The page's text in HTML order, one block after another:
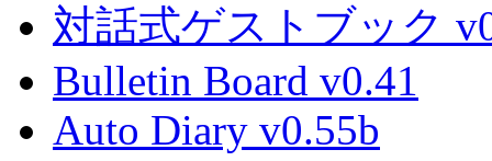
対話式ゲストブック
Bulletin Board v0.41
Auto Diary v0.55b